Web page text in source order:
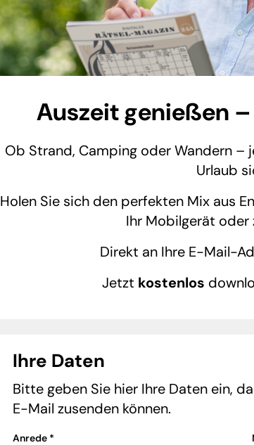
Auszeit genießen
Ob Strand, Camping oder Wandern
Urlaub
Holen Sie sich den perfekten Mix aus
Ihr Mobilgerät oder
Direkt an Ihre E-Mail-
Jetzt kostenlos
Ihre Daten
Bitte geben Sie hier Ihre Daten ein,
E-Mail zusenden können.
Anrede *